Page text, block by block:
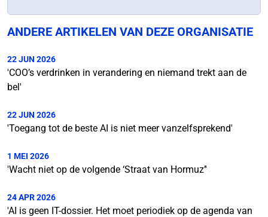
ANDERE ARTIKELEN VAN DEZE ORGANISATIE
22 JUN 2026
'COO’s verdrinken in verandering en niemand trekt aan de
bel'
22 JUN 2026
'Toegang tot de beste AI is niet meer vanzelfsprekend'
1 MEI 2026
'Wacht niet op de volgende ‘Straat van Hormuz’'
24 APR 2026
'AI is geen IT-dossier. Het moet periodiek op de agenda van